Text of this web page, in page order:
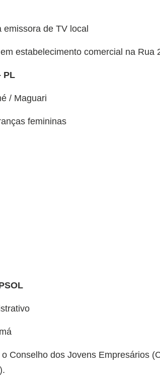
de TV local
estabelecimento comercial na Rua
PL
/ Maguari
femininas
Conselho dos Jovens Empresários